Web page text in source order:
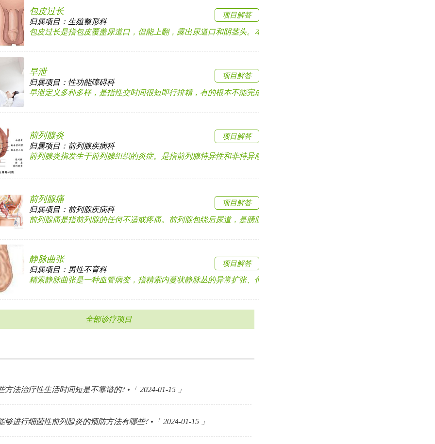
包皮过长
归属项目： 生殖整形科
包皮过长是指包皮覆盖尿道口，但能上翻，露出尿道口和阴茎头。本病与遗传有.....
项目解答
早泄
归属项目： 性功能障碍科
早泄定义多种多样，是指性交时间很短即行排精，有的根本不能完成性交，有的阴.....
项目解答
前列腺炎
归属项目： 前列腺疾病科
前列腺炎指发生于前列腺组织的炎症。是指前列腺特异性和非特异感染所致.....
项目解答
前列腺痛
归属项目： 前列腺疾病科
前列腺痛是指前列腺的任何不适或疼痛。前列腺包绕后尿道，是膀胱内尿液流.....
项目解答
静脉曲张
归属项目： 男性不育科
精索静脉曲张是一种血管病变，指精索内蔓状静脉丛的异常扩张、伸长和迂曲.....
项目解答
全部诊疗项目
方法治疗性生活时间短是不靠谱的? •「 2024-01-15 」
够进行细菌性前列腺炎的预防方法有哪些? •「 2024-01-15 」